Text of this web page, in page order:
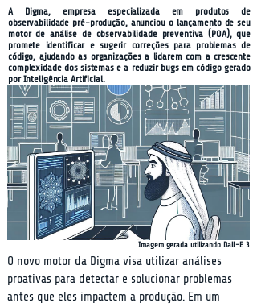
A Digma, empresa especializada em produtos de
observabilidade pré-produção, anunciou o lançamento de seu
motor de análise de observabilidade preventiva (POA), que
promete identificar e sugerir correções para problemas de
código, ajudando as organizações a lidarem com a crescente
complexidade dos sistemas e a reduzir bugs em código gerado
por Inteligência Artificial.
Imagem gerada utilizando Dall-E 3
O novo motor da Digma visa utilizar análises
proativas para detectar e solucionar problemas
antes que eles impactem a produção. Em um